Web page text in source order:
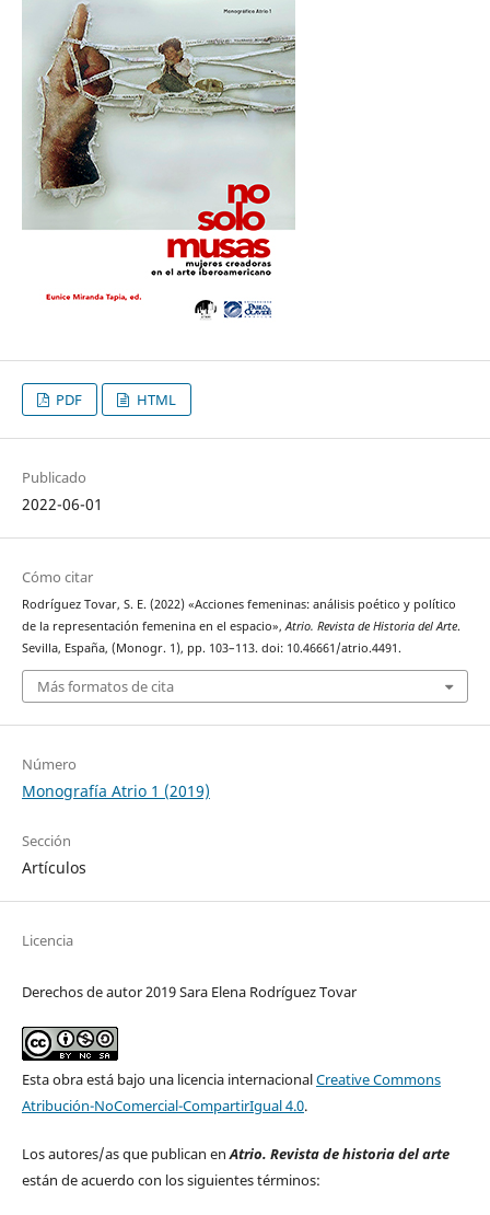
PDF HTML
Publicado
2022-06-01
Cómo citar
Rodríguez Tovar, S. E. (2022) «Acciones femeninas: análisis poético y político
de la representación femenina en el espacio», Atrio. Revista de Historia del Arte.
Sevilla, España, (Monogr. 1), pp. 103–113. doi: 10.46661/atrio.4491.
Más formatos de cita
Número
Monografía Atrio 1 (2019)
Sección
Artículos
Licencia
Derechos de autor 2019 Sara Elena Rodríguez Tovar
Esta obra está bajo una licencia internacionalCreative Commons
Atribución-NoComercial-CompartirIgual 4.0.
Los autores/as que publican enAtrio. Revista de historia del arte
están de acuerdo con los siguientes términos: